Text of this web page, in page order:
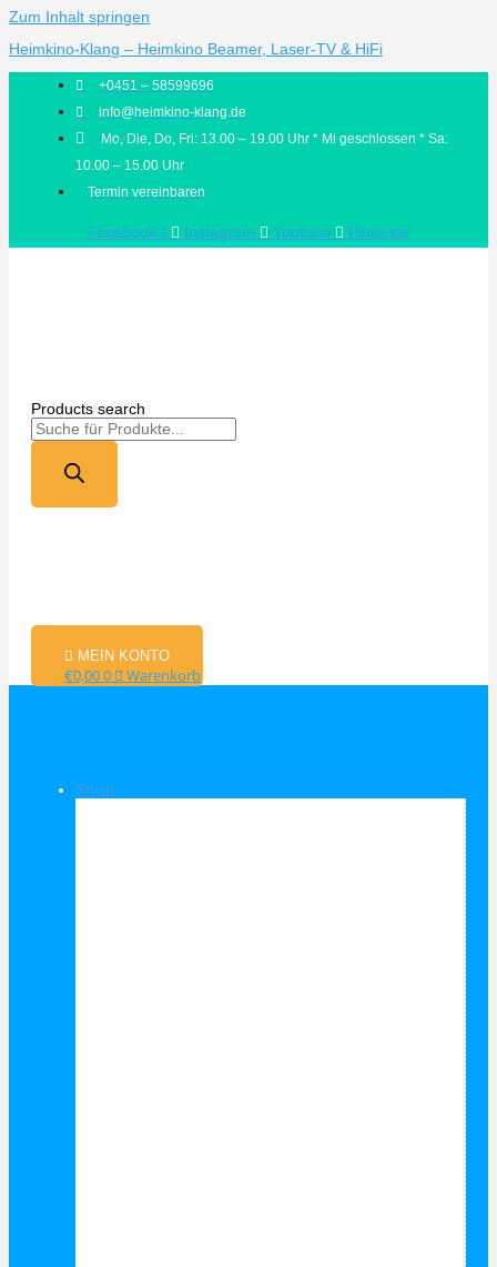
Zum Inhalt springen
Heimkino-Klang – Heimkino Beamer, Laser-TV & HiFi
+0451 – 58599696
info@heimkino-klang.de
Mo, Die, Do, Fri: 13.00 – 19.00 Uhr * Mi geschlossen * Sa:
10.00 – 15.00 Uhr
Termin vereinbaren
Facebook-f Instagram Youtube Pinterest
Products search
MEIN KONTO
€0,000 Warenkorb
Shop